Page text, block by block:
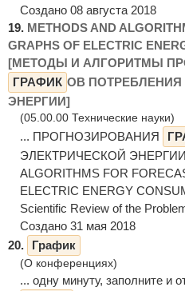
Создано 08 августа 2018
19. METHODS AND
GRAPHS OF ELECTRIC
[МЕТОДЫ И АЛГОРИТМЫ
ГРАФИК ОВ ПОТРЕБЛЕНИЯ
ЭНЕРГИИ]
(05.00.00 Технические науки)
... ПРОГНОЗИРОВАНИЯ
ЭЛЕКТРИЧЕСКОЙ ЭНЕРГИИ
ALGORITHMS FOR
ELECTRIC ENERGY
Scientific Review of the
Создано 31 мая 2018
20.
График
(О конференциях)
... одну минуту, заполните и